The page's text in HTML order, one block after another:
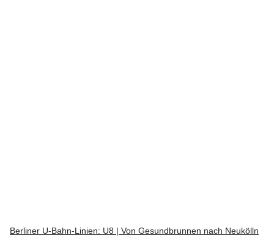
Berliner U-Bahn-Linien: U8 | Von Gesundbrunnen nach Neukölln